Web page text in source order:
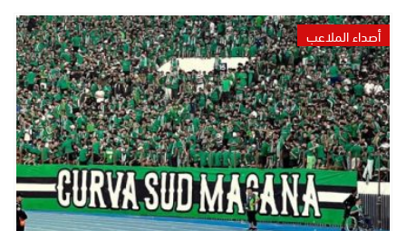
أصداء الملاعب